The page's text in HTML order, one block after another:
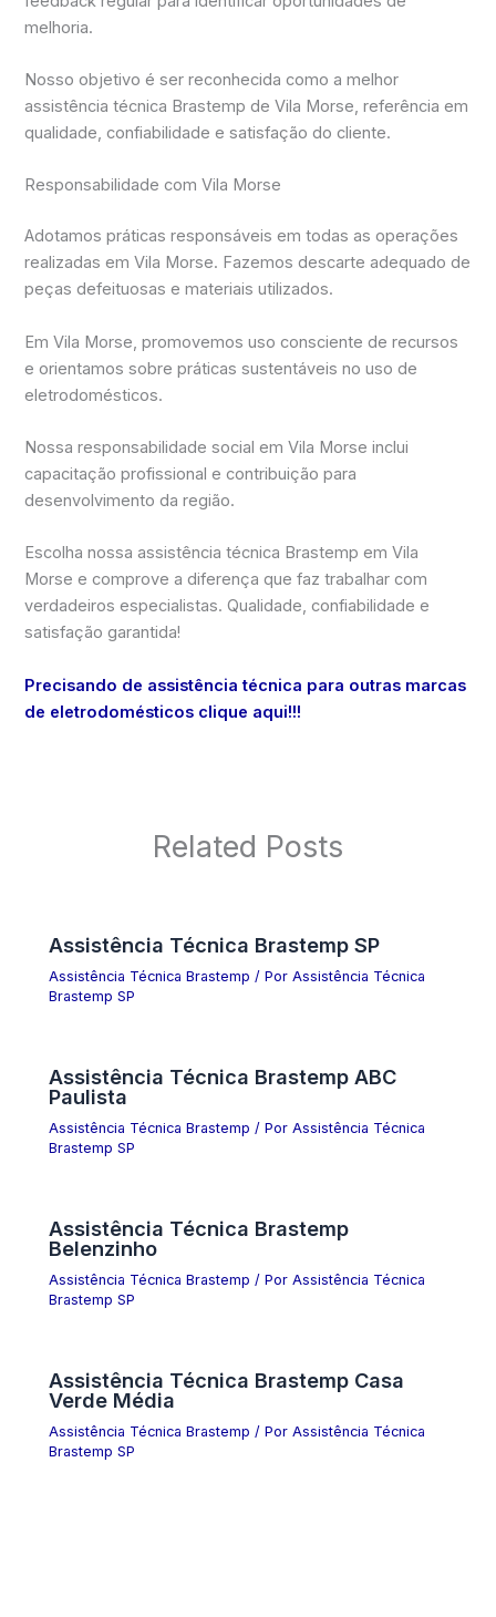
melhoria.
Nosso objetivo é ser reconhecida como a melhor
assistência técnica Brastemp de Vila Morse, referência em
qualidade, confiabilidade e satisfação do cliente.
Responsabilidade com Vila Morse
Adotamos práticas responsáveis em todas as operações
realizadas em Vila Morse. Fazemos descarte adequado de
peças defeituosas e materiais utilizados.
Em Vila Morse, promovemos uso consciente de recursos
e orientamos sobre práticas sustentáveis no uso de
eletrodomésticos.
Nossa responsabilidade social em Vila Morse inclui
capacitação profissional e contribuição para
desenvolvimento da região.
Escolha nossa assistência técnica Brastemp em Vila
Morse e comprove a diferença que faz trabalhar com
verdadeiros especialistas. Qualidade, confiabilidade e
satisfação garantida!
Precisando de assistência técnica para outras marcas
de eletrodomésticos clique aqui!!!
Related Posts
Assistência Técnica Brastemp SP
Assistência Técnica Brastemp / PorAssistência Técnica
Brastemp SP
Assistência Técnica Brastemp ABC
Paulista
Assistência Técnica Brastemp / PorAssistência Técnica
Brastemp SP
Assistência Técnica Brastemp
Belenzinho
Assistência Técnica Brastemp / PorAssistência Técnica
Brastemp SP
Assistência Técnica Brastemp Casa
Verde Média
Assistência Técnica Brastemp / PorAssistência Técnica
Brastemp SP